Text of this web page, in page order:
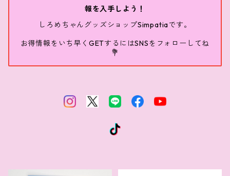
報を入手しよう！
しろめちゃんグッズショップSimpatiaです。
お得情報をいち早くGETするにはSNSをフォローしてね
💐